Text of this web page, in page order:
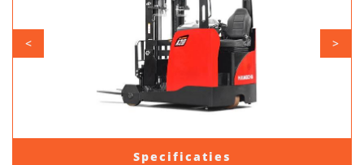
< >
Specificaties